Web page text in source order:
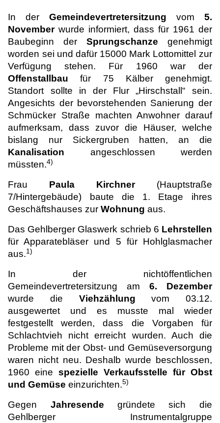
In der Gemeindevertretersitzung vom 5.
Novemberwurde informiert, dass für 1961 der
Baubeginn der Sprungschanze genehmigt
worden sei und dafür 15000 Mark Lottomittel zur
Verfügung stehen. Für 1960 war der
Offenstallbau für 75 Kälber genehmigt.
Standort sollte in der Flur „Hirschstall“ sein.
Angesichts der bevorstehenden Sanierung der
Schmücker Straße machten Anwohner darauf
aufmerksam, dass zuvor die Häuser, welche
bislang nur Sickergruben hatten, an die
Kanalisation angeschlossen werden
müssten.4)
Frau Paula Kirchner(Hauptstraße
7/Hintergebäude) baute die 1. Etage ihres
Geschäftshauses zurWohnung aus.
Das Gehlberger Glaswerk schrieb 6 Lehrstellen
für Apparatebläser und 5 für Hohlglasmacher
aus.1)
In der nichtöffentlichen
Gemeindevertretersitzung am 6. Dezember
wurde die Viehzählung vom 03.12.
ausgewertet und es musste mal wieder
festgestellt werden, dass die Vorgaben für
Schlachtvieh nicht erreicht wurden. Auch die
Probleme mit der Obst- und Gemüseversorgung
waren nicht neu. Deshalb wurde beschlossen,
1960 einespezielle Verkaufsstelle für Obst
und Gemüse einzurichten.5)
Gegen Jahresende gründete sich die
Gehlberger Instrumentalgruppe